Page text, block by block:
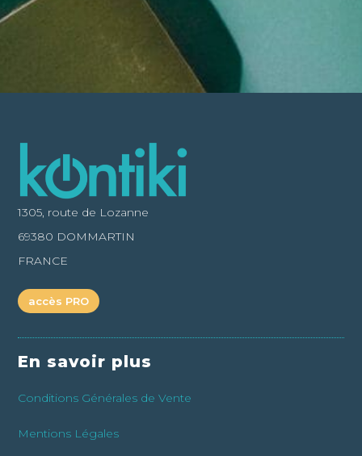
1305, route de Lozanne
69380 DOMMARTIN
FRANCE
accès PRO
En savoir plus
Conditions Générales de Vente
Mentions Légales